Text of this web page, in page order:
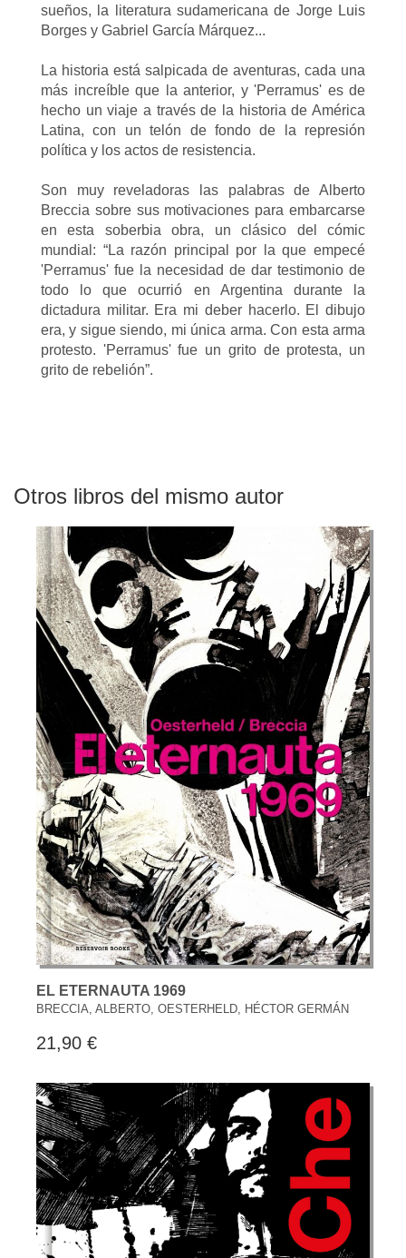
sueños, la literatura sudamericana de Jorge Luis
Borges y Gabriel García Márquez...
La historia está salpicada de aventuras, cada una
más increíble que la anterior, y 'Perramus' es de
hecho un viaje a través de la historia de América
Latina, con un telón de fondo de la represión
política y los actos de resistencia.
Son muy reveladoras las palabras de Alberto
Breccia sobre sus motivaciones para embarcarse
en esta soberbia obra, un clásico del cómic
mundial: “La razón principal por la que empecé
'Perramus' fue la necesidad de dar testimonio de
todo lo que ocurrió en Argentina durante la
dictadura militar. Era mi deber hacerlo. El dibujo
era, y sigue siendo, mi única arma. Con esta arma
protesto. 'Perramus' fue un grito de protesta, un
grito de rebelión”.
Otros libros del mismo autor
EL ETERNAUTA 1969
BRECCIA, ALBERTO, OESTERHELD, HÉCTOR GERMÁN
21,90 €